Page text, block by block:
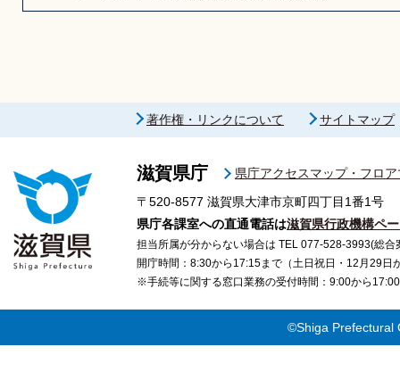
著作権・リンクについて サイトマップ
滋賀県庁
県庁アクセスマップ・フロ
〒520-8577 滋賀県大津市京町四丁目1番1号
県庁各課室への直通電話は滋賀県行政機構ペ
担当所属が分からない場合は TEL 077-528-3993(総合
開庁時間：8:30から17:15まで（土日祝日・12月29日
※手続等に関する窓口業務の受付時間：9:00から
©Shiga Prefectural